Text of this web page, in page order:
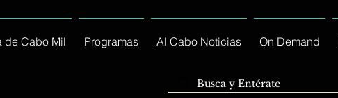
de Cabo Mil Programas Al Cabo Noticias On Demand